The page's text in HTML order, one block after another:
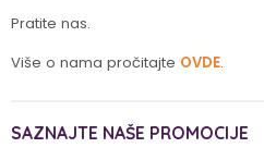
Pratite nas.
Više o nama pročitajte OVDE.
SAZNAJTE NAŠE PROMOCIJE